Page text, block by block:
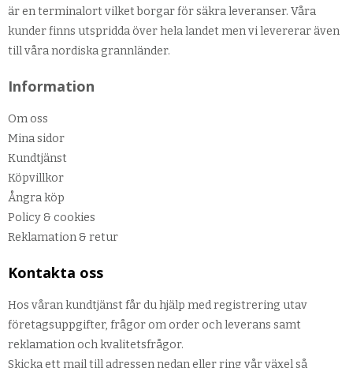
är en terminalort vilket borgar för säkra leveranser. Våra
kunder finns utspridda över hela landet men vi levererar även
till våra nordiska grannländer.
Information
Om oss
Mina sidor
Kundtjänst
Köpvillkor
Ångra köp
Policy & cookies
Reklamation & retur
Kontakta oss
Hos våran kundtjänst får du hjälp med registrering utav
företagsuppgifter, frågor om order och leverans samt
reklamation och kvalitetsfrågor.
Skicka ett mail till adressen nedan eller ring vår växel så